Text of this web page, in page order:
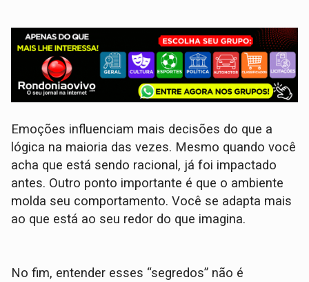
Emoções influenciam mais decisões do que a
lógica na maioria das vezes. Mesmo quando você
acha que está sendo racional, já foi impactado
antes. Outro ponto importante é que o ambiente
molda seu comportamento. Você se adapta mais
ao que está ao seu redor do que imagina.
No fim, entender esses “segredos” não é